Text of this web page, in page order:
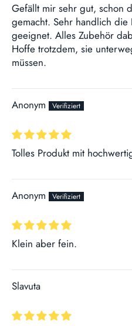
Gefällt mir sehr gut, schon
gemacht. Sehr handlich
geeignet. Alles Zubehör
Hoffe trotzdem, sie
müssen.
Anonym
Tolles Produkt mit
Anonym
Klein aber fein.
Slavuta